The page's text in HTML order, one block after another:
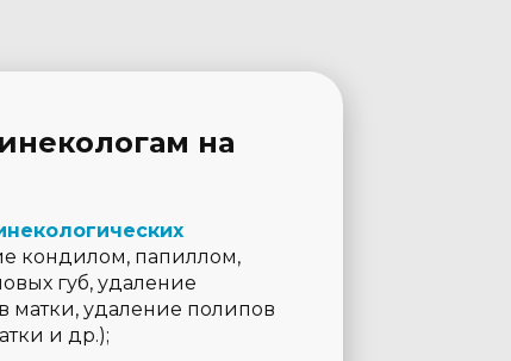
на
кондилом, папиллом,
губ, удаление
матки, удаление полипов
и др.);